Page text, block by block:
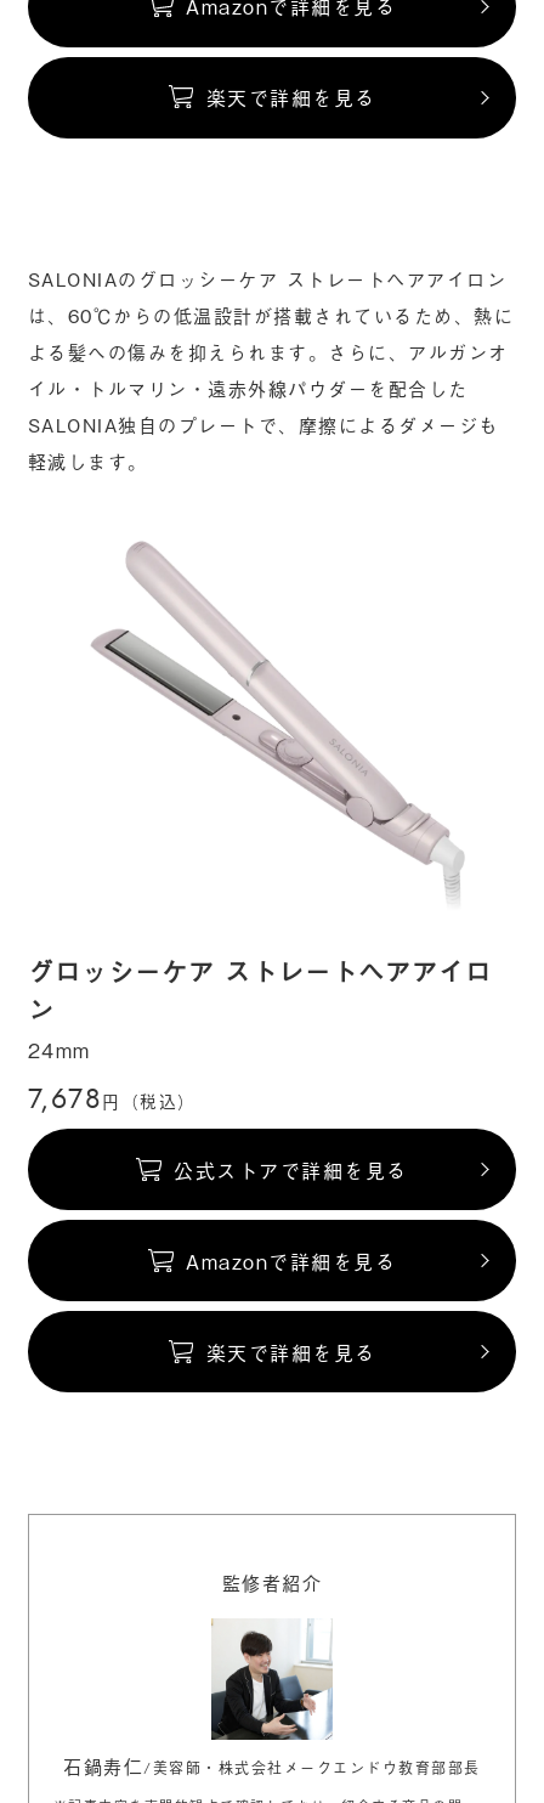
Amazonで詳細を見る
楽天で詳細を見る
SALONIAのグロッシーケア ストレートヘアアイロン
は、60℃からの低温設計が搭載されているため、熱に
よる髪への傷みを抑えられます。さらに、アルガンオ
イル・トルマリン・遠赤外線パウダーを配合した
SALONIA独自のプレートで、摩擦によるダメージも
軽減します。
グロッシーケア ストレートヘアアイロ
ン
24mm
7,678円（税込）
公式ストアで詳細を見る
Amazonで詳細を見る
楽天で詳細を見る
監修者紹介
石鍋寿仁/美容師・株式会社メークエンドウ教育部部長